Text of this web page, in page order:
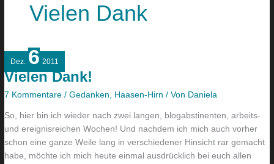
Vielen Dank
Dez. 6 2011
Vielen Dank!
7 Kommentare /Gedanken, Haasen-Hirn / Von Daniela
So, hier bin ich wieder nach zwei langen, blogabstinenten, arbeits-
und ereignisreichen Wochen! Und nachdem ich mich auch vorher
schon eine ganze Weile lang in verschiedener Hinsicht rar gemacht
habe, möchte ich mich heute einmal ausdrücklich bei euch allen
Vielen
Dank!